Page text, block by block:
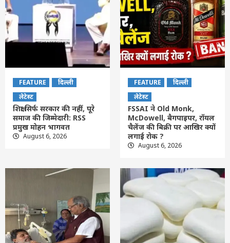
FEATURE
दिल्ली
लेटेस्ट
शिक्षा सिर्फ सरकार की नहीं, पूरे
समाज की जिम्मेदारी: RSS
प्रमुख मोहन भागवत
August 6, 2026
FEATURE
दिल्ली
लेटेस्ट
FSSAI ने Old Monk,
McDowell, बैगपाइपर, रॉयल
चैलेंज की बिक्री पर आखिर क्यों
लगाई रोक ?
August 6, 2026